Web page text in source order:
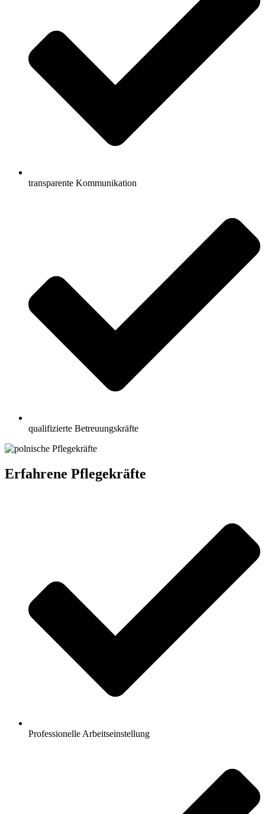
transparente Kommunikation
qualifizierte Betreuungskräfte
Erfahrene Pflegekräfte
Professionelle Arbeitseinstellung